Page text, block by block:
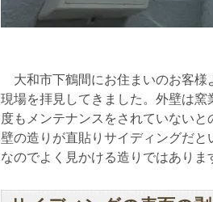
大和市下鶴間にお住まいのお客様
現場を拝見してきました。外壁は
度もメンテナンスをされていない
壁の造りが直貼りサイディングだ
なのでよく見かける造りではありま